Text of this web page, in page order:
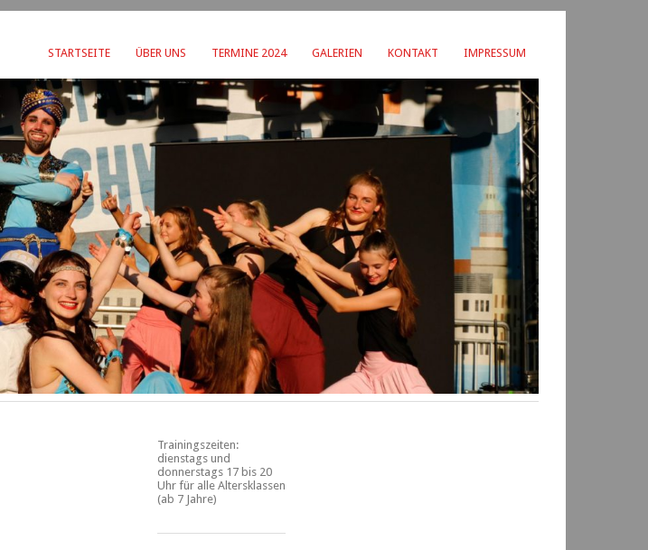
STARTSEITE ÜBER UNS TERMINE 2024 GALERIEN KONTAKT IMPRESSUM
Trainingszeiten:
dienstags und
donnerstags 17 bis 20
Uhr für alle Altersklassen
(ab 7 Jahre)